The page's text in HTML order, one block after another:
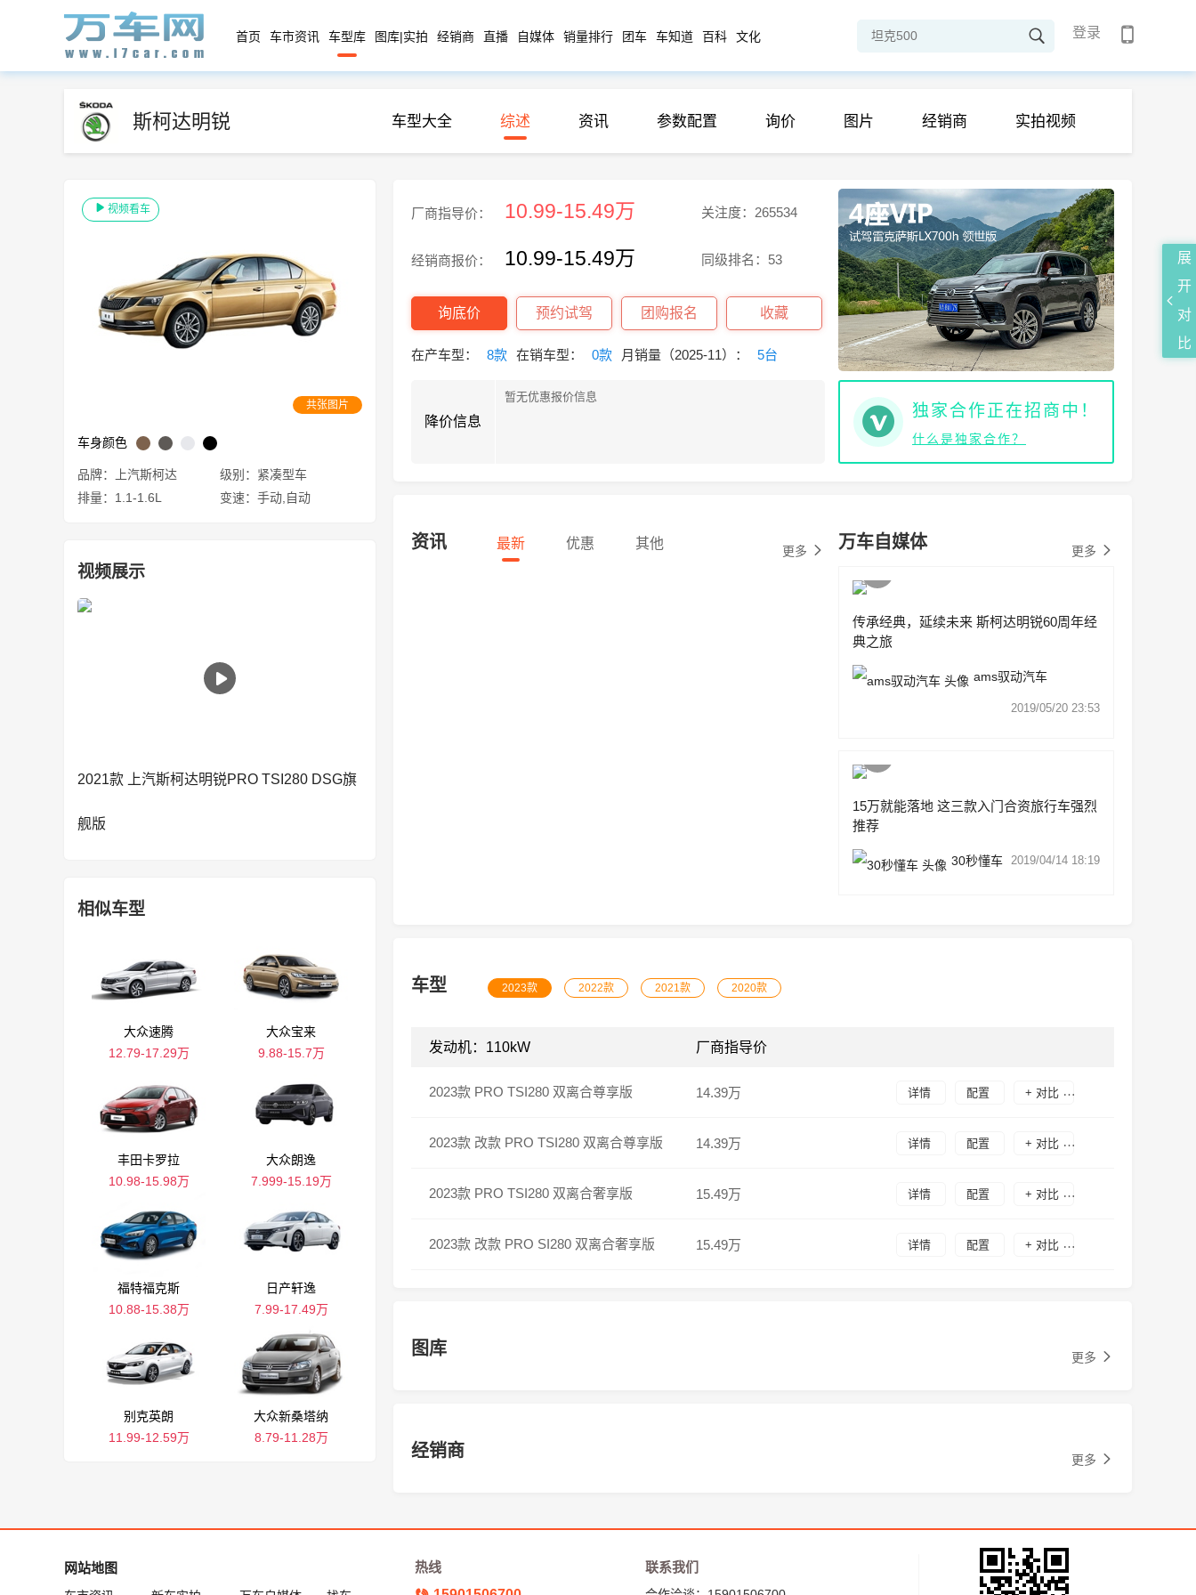
首页 车市资讯 车型库 图库|实拍 经销商 直播 自媒体 销量排行 团车 车知道 百科 文化 登录
斯柯达明锐 车型大全 综述 资讯 参数配置 询价 图片 经销商 实拍视频
视频看车
共张图片
车身颜色
品牌：上汽斯柯达
级别：紧凑型车
排量：1.1-1.6L
变速：手动,自动
视频展示
2021款 上汽斯柯达明锐PRO TSI280 DSG旗
舰版
相似车型
大众速腾
12.79-17.29万
大众宝来
9.88-15.7万
丰田卡罗拉
10.98-15.98万
大众朗逸
7.999-15.19万
福特福克斯
10.88-15.38万
日产轩逸
7.99-17.49万
别克英朗
11.99-12.59万
大众新桑塔纳
8.79-11.28万
厂商指导价： 10.99-15.49万 关注度：265534
经销商报价： 10.99-15.49万 同级排名：53
询底价 预约试驾 团购报名 收藏
在产车型： 8款 在销车型： 0款 月销量（2025-11）： 5台
降价信息
暂无优惠报价信息
独家合作正在招商中！
什么是独家合作？
资讯 最新 优惠 其他 更多 万车自媒体 更多
传承经典，延续未来 斯柯达明锐60周年经
典之旅
ams驭动汽车
2019/05/20 23:53
15万就能落地 这三款入门合资旅行车强烈
推荐
30秒懂车 2019/04/14 18:19
车型 2023款 2022款 2021款 2020款
发动机：110kW 厂商指导价
2023款 PRO TSI280 双离合尊享版 14.39万 详情 配置 + 对比
2023款 改款 PRO TSI280 双离合尊享版 14.39万 详情 配置 + 对比
2023款 PRO TSI280 双离合奢享版 15.49万 详情 配置 + 对比
2023款 改款 PRO SI280 双离合奢享版 15.49万 详情 配置 + 对比
图库 更多
经销商 更多
网站地图
热线
联系我们
展
开
对
比